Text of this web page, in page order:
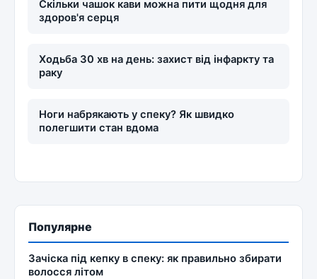
Скільки чашок кави можна пити щодня для
здоров'я серця
Ходьба 30 хв на день: захист від інфаркту та
раку
Ноги набрякають у спеку? Як швидко
полегшити стан вдома
Популярне
Зачіска під кепку в спеку: як правильно збирати
волосся літом